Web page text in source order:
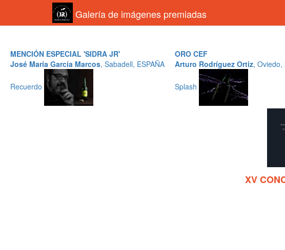
Galería de imágenes premiadas
MENCIÓN ESPECIAL 'SIDRA JR'
José María García Marcos, Sabadell, ESPAÑA
Recuerdo
ORO CEF
Arturo Rodríguez Ortiz, Oviedo,
Splash
XV